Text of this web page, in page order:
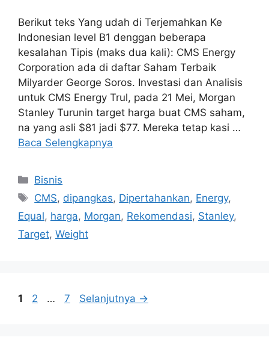
Berikut teks Yang udah di Terjemahkan Ke
Indonesian level B1 denggan beberapa
kesalahan Tipis (maks dua kali): CMS Energy
Corporation ada di daftar Saham Terbaik
Milyarder George Soros. Investasi dan Analisis
untuk CMS Energy Trul, pada 21 Mei, Morgan
Stanley Turunin target harga buat CMS saham,
na yang asli $81 jadi $77. Mereka tetap kasi …
Baca Selengkapnya
Kategori
Bisnis
Tag
CMS, dipangkas, Dipertahankan, Energy,
Equal, harga, Morgan, Rekomendasi, Stanley,
Target, Weight
Halaman
1 Halaman
2 … Halaman
7 Selanjutnya →